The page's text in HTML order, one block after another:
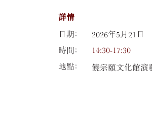
詳情
日期﹕
​時間﹕
​地點﹕
2026年5月21日
14:30-17:30
饒宗頤文化館演